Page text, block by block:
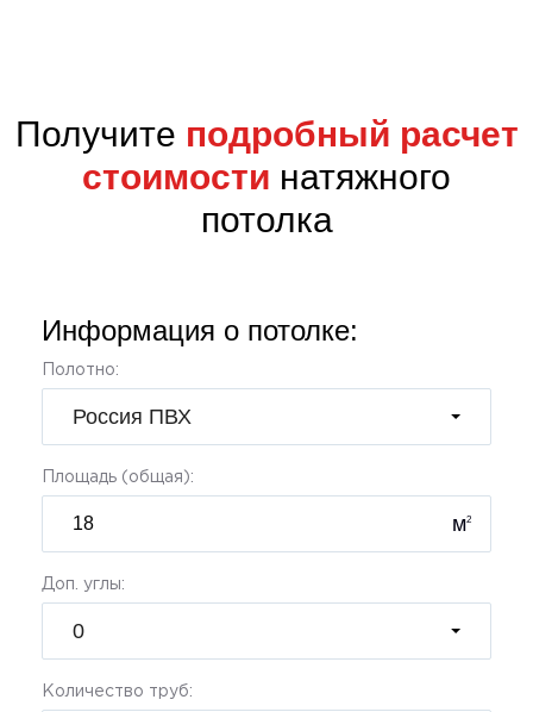
Получите подробный расчет
стоимости натяжного
потолка
Информация о потолке:
Полотно:
Россия ПВХ
Площадь (общая):
м2
Доп. углы:
0
Количество труб: